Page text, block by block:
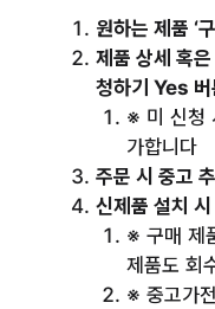
원하는 제품 ‘
제품 상세 혹
청하기 Yes 버
※ 미 신청
가합니다
주문 시 중고
신제품 설치
※ 구매 제
제품도 회
※ 중고가